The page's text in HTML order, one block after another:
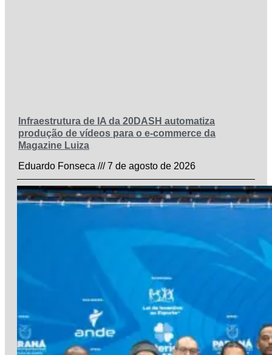
Infraestrutura de IA da 20DASH automatiza
produção de vídeos para o e-commerce da
Magazine Luiza
Eduardo Fonseca
7 de agosto de 2026